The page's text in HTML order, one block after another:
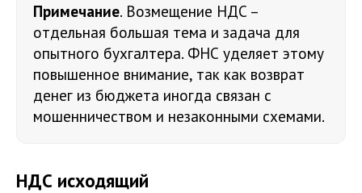
Примечание. Возмещение НДС –
отдельная большая тема и задача для
опытного бухгалтера. ФНС уделяет этому
повышенное внимание, так как возврат
денег из бюджета иногда связан с
мошенничеством и незаконными схемами.
НДС исходящий